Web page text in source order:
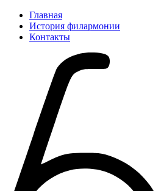
Главная
История филармонии
Контакты